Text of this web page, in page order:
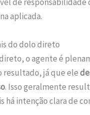
aplicada.
do dolo direto
o agente é
resultado, já que ele
. Isso geralmente
há intenção clara de